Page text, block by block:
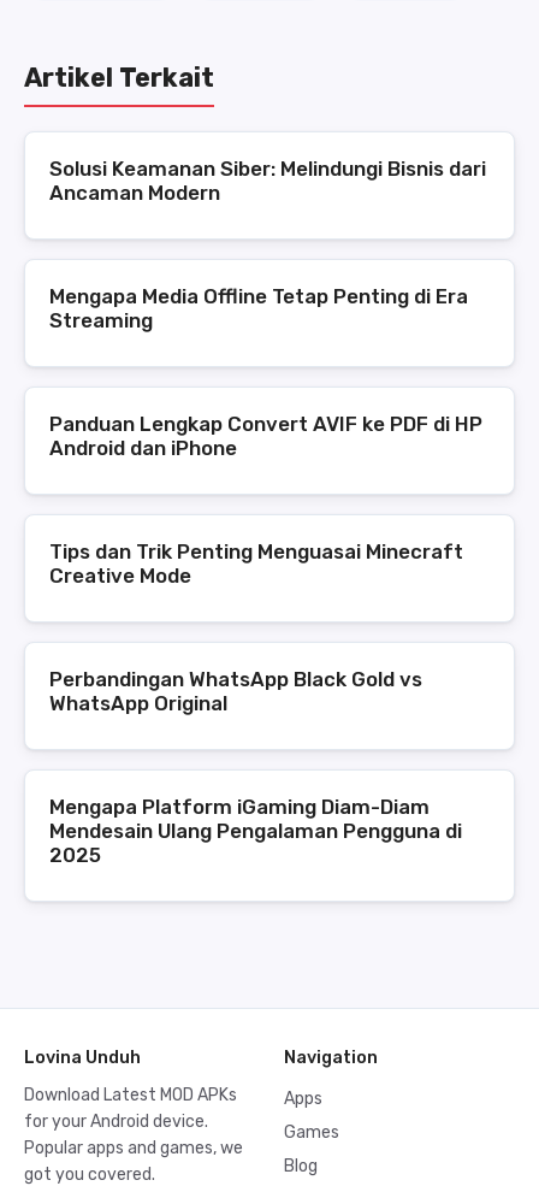
Artikel Terkait
Solusi Keamanan Siber: Melindungi Bisnis dari
Ancaman Modern
Mengapa Media Offline Tetap Penting di Era
Streaming
Panduan Lengkap Convert AVIF ke PDF di HP
Android dan iPhone
Tips dan Trik Penting Menguasai Minecraft
Creative Mode
Perbandingan WhatsApp Black Gold vs
WhatsApp Original
Mengapa Platform iGaming Diam-Diam
Mendesain Ulang Pengalaman Pengguna di
2025
Lovina Unduh
Download Latest MOD APKs
for your Android device.
Popular apps and games, we
got you covered.
Navigation
Apps
Games
Blog